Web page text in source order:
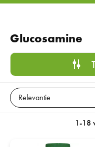
Glucosamine
1-18
G&W Glucomax Extra